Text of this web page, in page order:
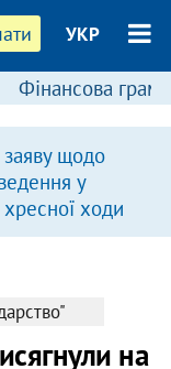
УКР
Фінансова
заяву щодо
у
хресної ходи
на